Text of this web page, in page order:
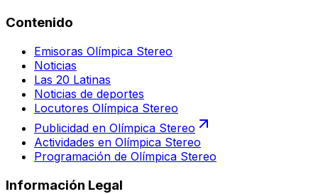
Contenido
Emisoras Olímpica Stereo
Noticias
Las 20 Latinas
Noticias de deportes
Locutores Olímpica Stereo
Publicidad en Olímpica Stereo
Actividades en Olímpica Stereo
Programación de Olímpica Stereo
Información Legal